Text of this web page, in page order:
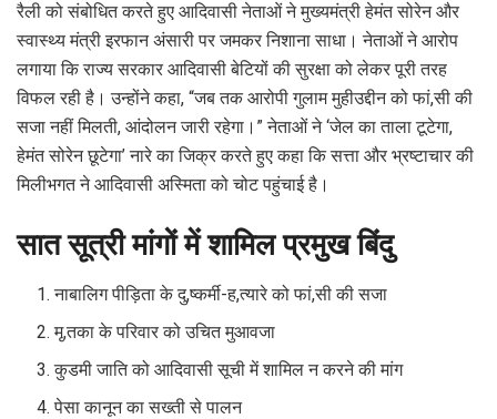
रैली को संबोधित करते हुए आदिवासी नेताओं ने मुख्यमंत्री हेमंत सोरेन और
स्वास्थ्य मंत्री इरफान अंसारी पर जमकर निशाना साधा। नेताओं ने आरोप
लगाया कि राज्य सरकार आदिवासी बेटियों की सुरक्षा को लेकर पूरी तरह
विफल रही है। उन्होंने कहा, “जब तक आरोपी गुलाम मुहीउद्दीन को फां,सी की
सजा नहीं मिलती, आंदोलन जारी रहेगा।” नेताओं ने ‘जेल का ताला टूटेगा,
हेमंत सोरेन छूटेगा’ नारे का जिक्र करते हुए कहा कि सत्ता और भ्रष्टाचार की
मिलीभगत ने आदिवासी अस्मिता को चोट पहुंचाई है।
सात सूत्री मांगों में शामिल प्रमुख बिंदु
नाबालिग पीड़िता के दु,ष्कर्मी-ह,त्यारे को फां,सी की सजा
मृ,तका के परिवार को उचित मुआवजा
कुडमी जाति को आदिवासी सूची में शामिल न करने की मांग
पेसा कानून का सख्ती से पालन